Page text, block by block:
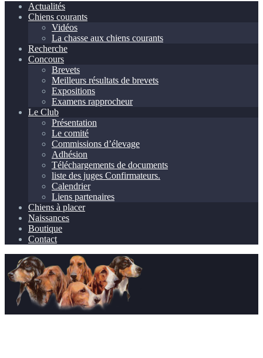
Actualités
Chiens courants
Vidéos
La chasse aux chiens courants
Recherche
Concours
Brevets
Meilleurs résultats de brevets
Expositions
Examens rapprocheur
Le Club
Présentation
Le comité
Commissions d’élevage
Adhésion
Téléchargements de documents
liste des juges Confirmateurs.
Calendrier
Liens partenaires
Chiens à placer
Naissances
Boutique
Contact